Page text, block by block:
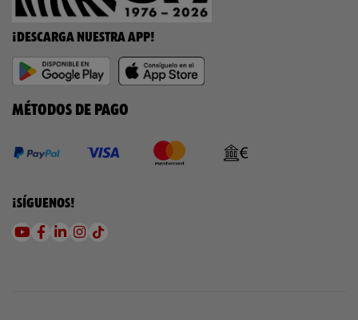
¡DESCARGA NUESTRA APP!
MÉTODOS DE PAGO
¡SÍGUENOS!